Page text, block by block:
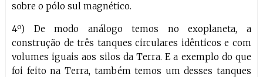
sobre o pólo sul magnético.
4º) De modo análogo temos no exoplaneta, a
construção de três tanques circulares idênticos e com
volumes iguais aos silos da Terra. E a exemplo do que
foi feito na Terra, também temos um desses tanques